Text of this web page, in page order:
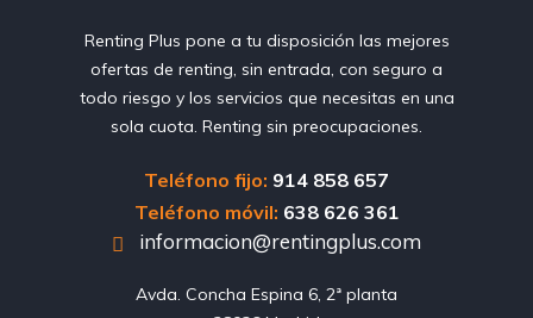
Renting Plus pone a tu disposición las mejores
ofertas de renting, sin entrada, con seguro a
todo riesgo y los servicios que necesitas en una
sola cuota. Renting sin preocupaciones.
Teléfono fijo: 914 858 657
Teléfono móvil: 638 626 361
informacion@rentingplus.com
Avda. Concha Espina 6, 2ª planta